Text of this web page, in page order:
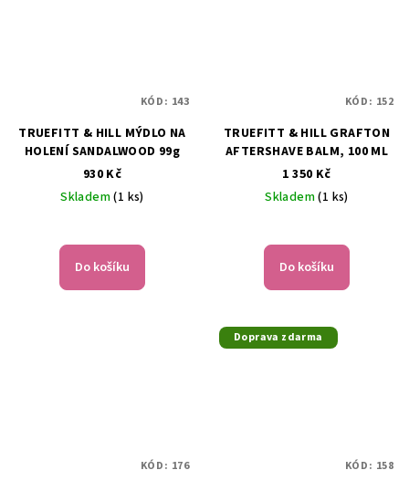
TRUEFITT & HILL MÝDLO NA
HOLENÍ SANDALWOOD 99g
930 Kč
Skladem(1 ks)
Do košíku
KÓD: 143
TRUEFITT & HILL GRAFTON
AFTERSHAVE BALM, 100 ML
1 350 Kč
Skladem(1 ks)
Do košíku
KÓD: 152
KÓD: 176
Doprava zdarma
KÓD: 158